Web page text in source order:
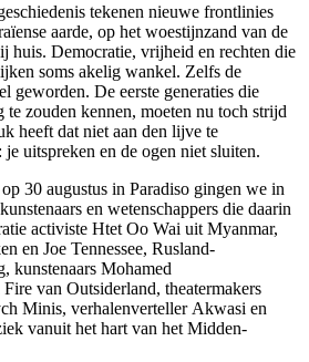
tekenen nieuwe frontlinies
aarde, op het woestijnzand van de
huis. Democratie, vrijheid en rechten die
soms akelig wankel. Zelfs de
geworden. De eerste generaties die
te zouden kennen, moeten nu toch strijd
heeft dat niet aan den lijve te
uitspreken en de ogen niet sluiten.
30 augustus in Paradiso gingen we in
en wetenschappers die daarin
activiste Htet Oo Wai uit Myanmar,
en Joe Tennessee, Rusland-
kunstenaars Mohamed
van Outsiderland, theatermakers
Minis, verhalenverteller Akwasi en
vanuit het hart van het Midden-